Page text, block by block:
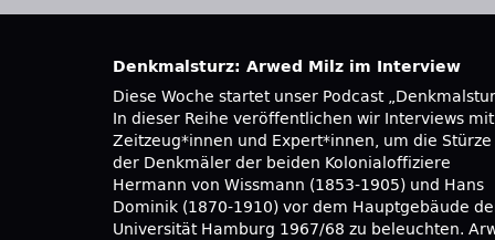
Denkmalsturz: Arwed Milz im Interview
Diese Woche startet unser Podcast
In dieser Reihe veröffentlichen wir Interviews mit
Zeitzeug*innen und Expert*innen, um die Stürze
der Denkmäler der beiden Kolonialoffiziere
Hermann von Wissmann (1853-1905) und Hans
Dominik (1870-1910) vor dem Hauptgebäude
Universität Hamburg 1967/68 zu beleuchten.
Blohm & Voss gearbeitet, war in
aktiv gewesen und hatte schon damals
beschlossen, dem SDS beizutreten, sobald er sein
Studium beginnen würde. Nach Abschluss seines
Studiums arbeitete er hauptamtlich in
Gewerkschaften und engagiert sich seit
Rente in der